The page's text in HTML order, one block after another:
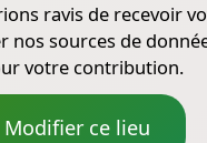
ravis de recevoir
nos sources de
votre contribution.
Modifier ce lieu